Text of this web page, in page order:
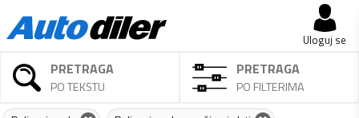
Uloguj se
PRETRAGA
PO TEKSTU
PRETRAGA
PO FILTERIMA